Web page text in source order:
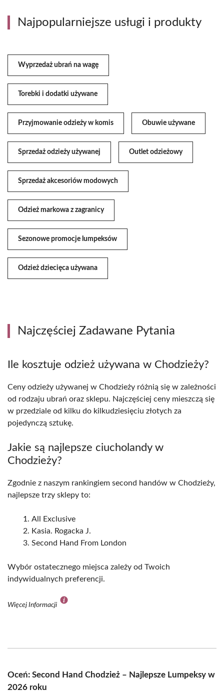
Najpopularniejsze usługi i produkty
Wyprzedaż ubrań na wagę
Torebki i dodatki używane
Przyjmowanie odzieży w komis Obuwie używane
Sprzedaż odzieży używanej Outlet odzieżowy
Sprzedaż akcesoriów modowych
Odzież markowa z zagranicy
Sezonowe promocje lumpeksów
Odzież dziecięca używana
Najczęściej Zadawane Pytania
Ile kosztuje odzież używana w Chodzieży?
Ceny odzieży używanej w Chodzieży różnią się w zależności
od rodzaju ubrań oraz sklepu. Najczęściej ceny mieszczą się
w przedziale od kilku do kilkudziesięciu złotych za
pojedynczą sztukę.
Jakie są najlepsze ciucholandy w
Chodzieży?
Zgodnie z naszym rankingiem second handów w Chodzieży,
najlepsze trzy sklepy to:
All Exclusive
Kasia. Rogacka J.
Second Hand From London
Wybór ostatecznego miejsca zależy od Twoich
indywidualnych preferencji.
Więcej Informacji
Oceń: Second Hand Chodzież – Najlepsze Lumpeksy w
2026 roku